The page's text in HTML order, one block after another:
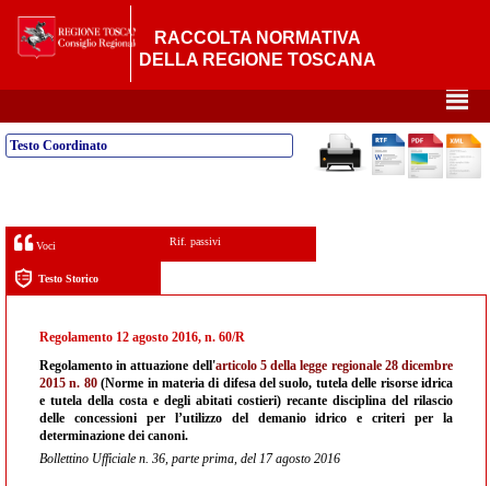
RACCOLTA NORMATIVA
DELLA REGIONE TOSCANA
²
Testo Coordinato
Voci Rif. passivi
Testo Storico
Regolamento 12 agosto 2016, n. 60/R
Regolamento in attuazione dell'articolo 5 della legge regionale 28 dicembre
2015 n. 80(Norme in materia di difesa del suolo, tutela delle risorse idrica
e tutela della costa e degli abitati costieri) recante disciplina del rilascio
delle concessioni per l’utilizzo del demanio idrico e criteri per la
determinazione dei canoni.
Bollettino Ufficiale n. 36, parte prima, del 17 agosto 2016